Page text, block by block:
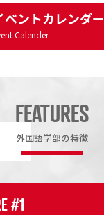
ベントカレンダー
Calender
FEATURES
外国語学部の特徴
#1